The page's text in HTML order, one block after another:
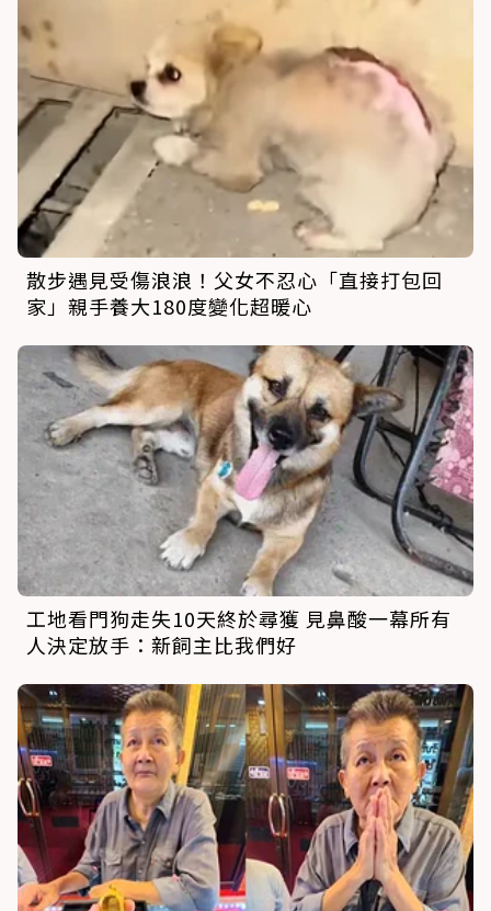
散步遇見受傷浪浪！父女不忍心「直接打包回
家」親手養大180度變化超暖心
工地看門狗走失10天終於尋獲 見鼻酸一幕所有
人決定放手：新飼主比我們好